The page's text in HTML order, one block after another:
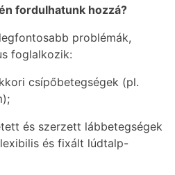
fordulhatunk hozzá?
problémák,
foglalkozik:
csípőbetegségek (pl.
és szerzett lábbetegségek
és fixált lúdtalp-